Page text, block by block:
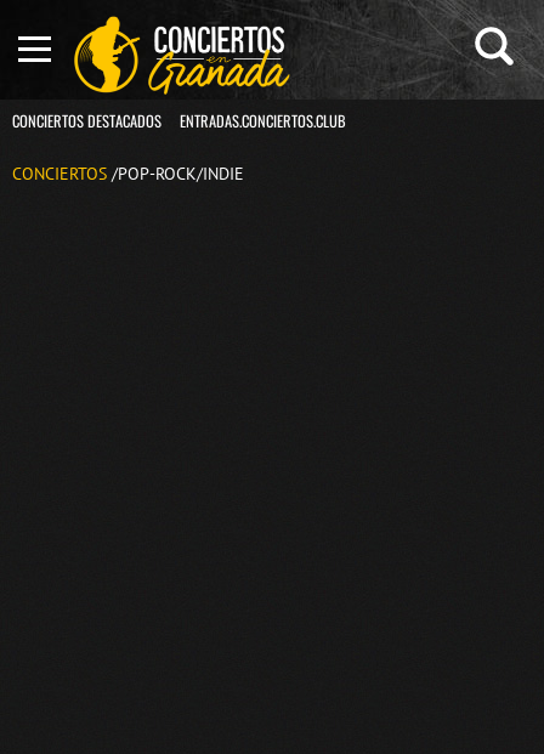
CONCIERTOS DESTACADOS ENTRADAS.CONCIERTOS.CLUB
CONCIERTOS /POP-ROCK/INDIE